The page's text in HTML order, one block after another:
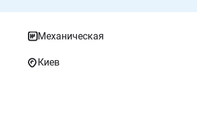
Механическая
Киев